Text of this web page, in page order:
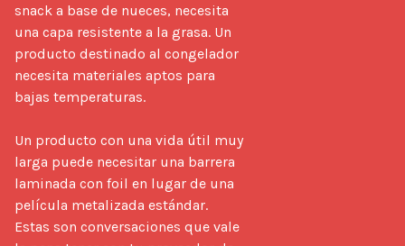
snack a base de nueces, necesita
una capa resistente a la grasa. Un
producto destinado al congelador
necesita materiales aptos para
bajas temperaturas.
Un producto con una vida útil muy
larga puede necesitar una barrera
laminada con foil en lugar de una
película metalizada estándar.
Estas son conversaciones que vale